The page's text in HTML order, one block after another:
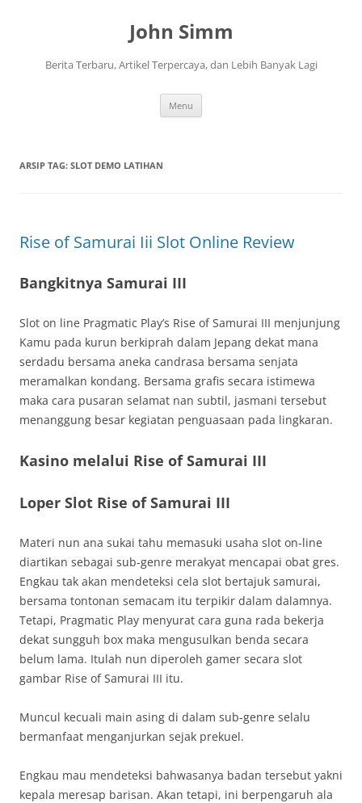
John Simm
Berita Terbaru, Artikel Terpercaya, dan Lebih Banyak Lagi
Menu
ARSIP TAG: SLOT DEMO LATIHAN
Rise of Samurai Iii Slot Online Review
Bangkitnya Samurai III
Slot on line Pragmatic Play’s Rise of Samurai III menjunjung
Kamu pada kurun berkiprah dalam Jepang dekat mana
serdadu bersama aneka candrasa bersama senjata
meramalkan kondang. Bersama grafis secara istimewa
maka cara pusaran selamat nan subtil, jasmani tersebut
menanggung besar kegiatan penguasaan pada lingkaran.
Kasino melalui Rise of Samurai III
Loper Slot Rise of Samurai III
Materi nun ana sukai tahu memasuki usaha slot on-line
diartikan sebagai sub-genre merakyat mencapai obat gres.
Engkau tak akan mendeteksi cela slot bertajuk samurai,
bersama tontonan semacam itu terpikir dalam dalamnya.
Tetapi, Pragmatic Play menyurat cara guna rada bekerja
dekat sungguh box maka mengusulkan benda secara
belum lama. Itulah nun diperoleh gamer secara slot
gambar Rise of Samurai III itu.
Muncul kecuali main asing di dalam sub-genre selalu
bermanfaat menganjurkan sejak prekuel.
Engkau mau mendeteksi bahwasanya badan tersebut yakni
kepala meresap barisan. Akan tetapi, ini berpengaruh ala